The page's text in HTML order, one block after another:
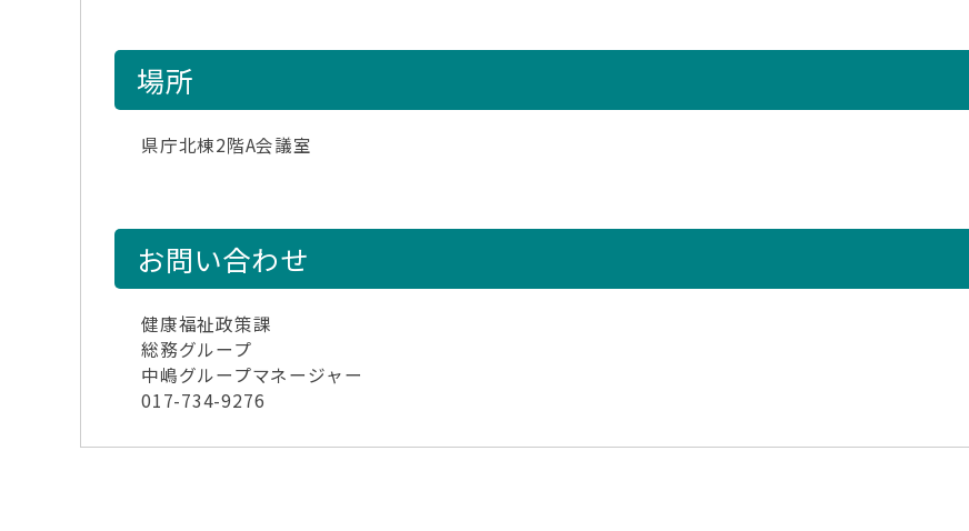
場所
県庁北棟2階A会議室
お問い合わせ
健康福祉政策課
総務グループ
中嶋グループマネージャー
017-734-9276